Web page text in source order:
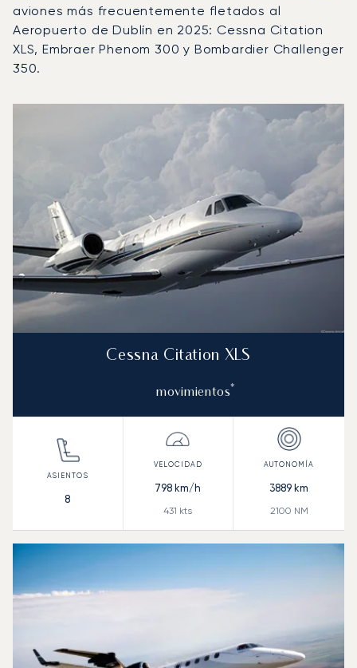
aviones más frecuentemente fletados al
Aeropuerto de Dublín en 2025: Cessna Citation
XLS, Embraer Phenom 300 y Bombardier Challenger
350.
Modelo de aeronave
Movimientos
Velocidad (km/h)
Autonomía (NM)
Cessna Citation XLS
movimientos*
8
798 km/h
431 kts
3889 km
2100 NM